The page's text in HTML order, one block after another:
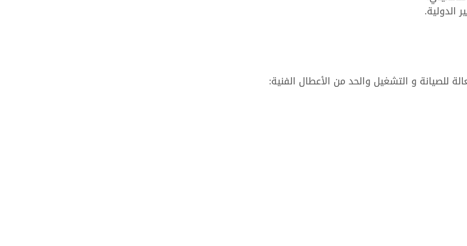
الدولية.
للصيانة و التشغيل والحد من الأعطال الفنية: